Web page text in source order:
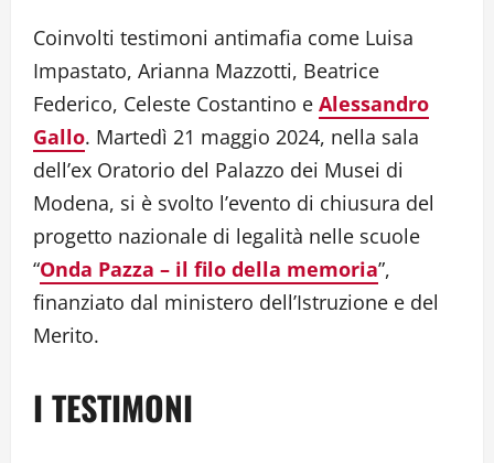
Coinvolti testimoni antimafia come Luisa
Impastato, Arianna Mazzotti, Beatrice
Federico, Celeste Costantino e Alessandro
Gallo. Martedì 21 maggio 2024, nella sala
dell’ex Oratorio del Palazzo dei Musei di
Modena, si è svolto l’evento di chiusura del
progetto nazionale di legalità nelle scuole
“Onda Pazza – il filo della memoria”,
finanziato dal ministero dell’Istruzione e del
Merito.
I TESTIMONI